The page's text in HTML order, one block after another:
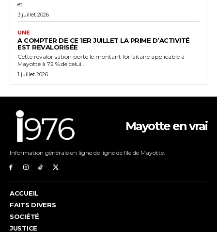
et...
3 juillet 2026
UNE
A COMPTER DE CE 1ER JUILLET LA PRIME D’ACTIVITÉ
EST REVALORISÉE
Cette revalorisation porte le montant forfaitaire applicable à
Mayotte à 72 % de celui...
1 juillet 2026
Mayotte en vrai
Information générale en ligne de ligne de lîle de Mayotte.
ACCUEIL
FAITS DIVERS
SOCIÉTÉ
JUSTICE